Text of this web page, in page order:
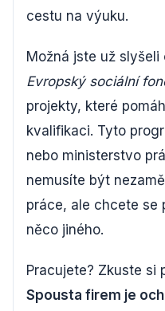
cestu na výuku.
Možná jste už
Evropský sociální
projekty, které
kvalifikaci. Tyto
nebo ministerstvo
nemusíte být
práce, ale chcete se
něco jiného.
Pracujete? Zkuste si
Spousta firem je